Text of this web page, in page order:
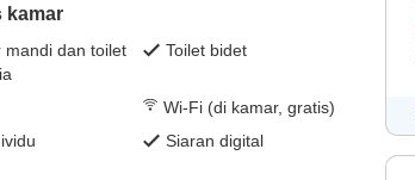
kamar
mandi dan toilet
Toilet bidet
Wi-Fi (di kamar, gratis)
Siaran digital